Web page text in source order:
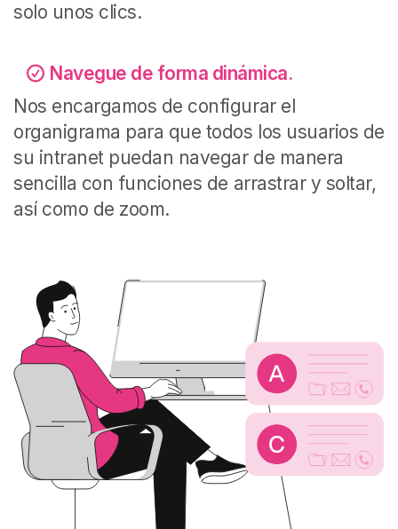
solo unos clics.
Navegue de forma dinámica.
Nos encargamos de configurar el
organigrama para que todos los usuarios de
su intranet puedan navegar de manera
sencilla con funciones de arrastrar y soltar,
así como de zoom.